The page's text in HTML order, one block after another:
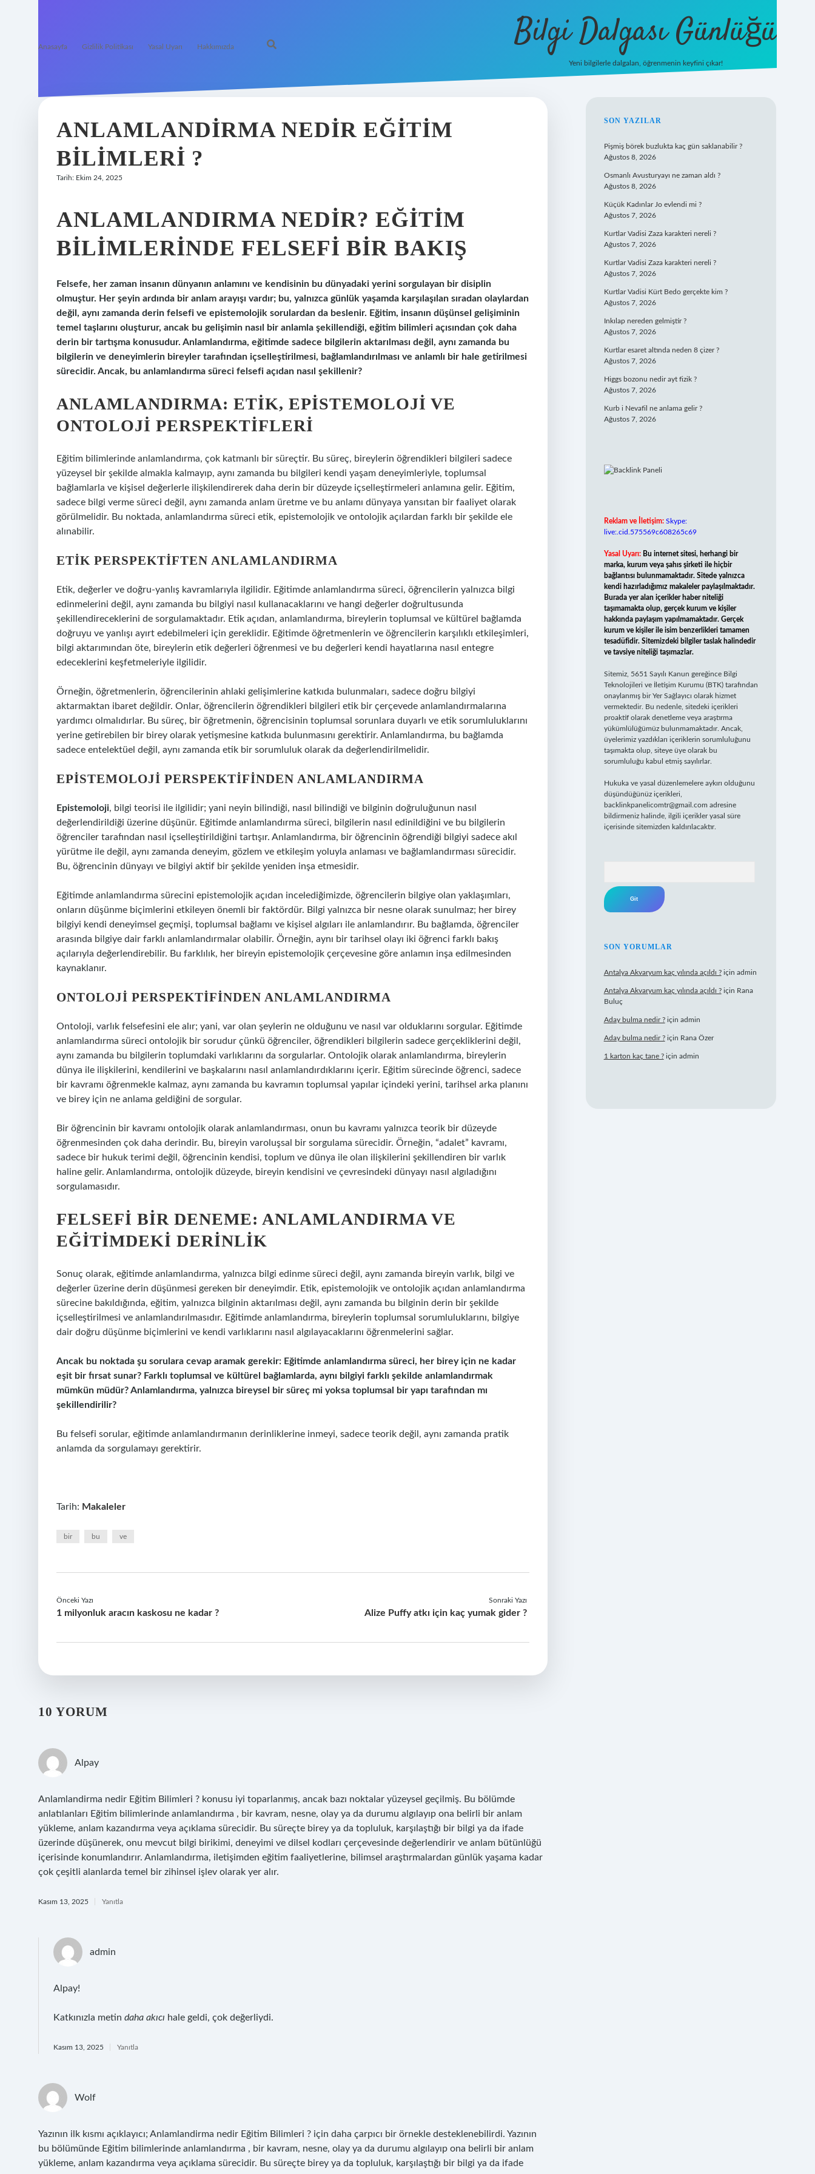
Anasayfa Gizlilik Politikası Yasal Uyarı Hakkımızda Bilgi Dalgası Günlüğü
Yeni bilgilerle dalgalan, öğrenmenin keyfini çıkar!
ANLAMLANDIRMA NEDIR EĞITIM
BILIMLERI ?
Tarih: Ekim 24, 2025
ANLAMLANDIRMA NEDIR? EĞITIM
BILIMLERINDE FELSEFI BIR BAKIŞ
Felsefe, her zaman insanın dünyanın anlamını ve kendisinin bu dünyadaki yerini sorgulayan bir disiplin
olmuştur. Her şeyin ardında bir anlam arayışı vardır; bu, yalnızca günlük yaşamda karşılaşılan sıradan olaylardan
değil, aynı zamanda derin felsefi ve epistemolojik sorulardan da beslenir. Eğitim, insanın düşünsel gelişiminin
temel taşlarını oluşturur, ancak bu gelişimin nasıl bir anlamla şekillendiği, eğitim bilimleri açısından çok daha
derin bir tartışma konusudur. Anlamlandırma, eğitimde sadece bilgilerin aktarılması değil, aynı zamanda bu
bilgilerin ve deneyimlerin bireyler tarafından içselleştirilmesi, bağlamlandırılması ve anlamlı bir hale getirilmesi
sürecidir. Ancak, bu anlamlandırma süreci felsefi açıdan nasıl şekillenir?
ANLAMLANDIRMA: ETIK, EPISTEMOLOJI VE
ONTOLOJI PERSPEKTIFLERI
Eğitim bilimlerinde anlamlandırma, çok katmanlı bir süreçtir. Bu süreç, bireylerin öğrendikleri bilgileri sadece
yüzeysel bir şekilde almakla kalmayıp, aynı zamanda bu bilgileri kendi yaşam deneyimleriyle, toplumsal
bağlamlarla ve kişisel değerlerle ilişkilendirerek daha derin bir düzeyde içselleştirmeleri anlamına gelir. Eğitim,
sadece bilgi verme süreci değil, aynı zamanda anlam üretme ve bu anlamı dünyaya yansıtan bir faaliyet olarak
görülmelidir. Bu noktada, anlamlandırma süreci etik, epistemolojik ve ontolojik açılardan farklı bir şekilde ele
alınabilir.
ETIK PERSPEKTIFTEN ANLAMLANDIRMA
Etik, değerler ve doğru-yanlış kavramlarıyla ilgilidir. Eğitimde anlamlandırma süreci, öğrencilerin yalnızca bilgi
edinmelerini değil, aynı zamanda bu bilgiyi nasıl kullanacaklarını ve hangi değerler doğrultusunda
şekillendireceklerini de sorgulamaktadır. Etik açıdan, anlamlandırma, bireylerin toplumsal ve kültürel bağlamda
doğruyu ve yanlışı ayırt edebilmeleri için gereklidir. Eğitimde öğretmenlerin ve öğrencilerin karşılıklı etkileşimleri,
bilgi aktarımından öte, bireylerin etik değerleri öğrenmesi ve bu değerleri kendi hayatlarına nasıl entegre
edeceklerini keşfetmeleriyle ilgilidir.
Örneğin, öğretmenlerin, öğrencilerinin ahlaki gelişimlerine katkıda bulunmaları, sadece doğru bilgiyi
aktarmaktan ibaret değildir. Onlar, öğrencilerin öğrendikleri bilgileri etik bir çerçevede anlamlandırmalarına
yardımcı olmalıdırlar. Bu süreç, bir öğretmenin, öğrencisinin toplumsal sorunlara duyarlı ve etik sorumluluklarını
yerine getirebilen bir birey olarak yetişmesine katkıda bulunmasını gerektirir. Anlamlandırma, bu bağlamda
sadece entelektüel değil, aynı zamanda etik bir sorumluluk olarak da değerlendirilmelidir.
EPISTEMOLOJI PERSPEKTIFINDEN ANLAMLANDIRMA
Epistemoloji, bilgi teorisi ile ilgilidir; yani neyin bilindiği, nasıl bilindiği ve bilginin doğruluğunun nasıl
değerlendirildiği üzerine düşünür. Eğitimde anlamlandırma süreci, bilgilerin nasıl edinildiğini ve bu bilgilerin
öğrenciler tarafından nasıl içselleştirildiğini tartışır. Anlamlandırma, bir öğrencinin öğrendiği bilgiyi sadece akıl
yürütme ile değil, aynı zamanda deneyim, gözlem ve etkileşim yoluyla anlaması ve bağlamlandırması sürecidir.
Bu, öğrencinin dünyayı ve bilgiyi aktif bir şekilde yeniden inşa etmesidir.
Eğitimde anlamlandırma sürecini epistemolojik açıdan incelediğimizde, öğrencilerin bilgiye olan yaklaşımları,
onların düşünme biçimlerini etkileyen önemli bir faktördür. Bilgi yalnızca bir nesne olarak sunulmaz; her birey
bilgiyi kendi deneyimsel geçmişi, toplumsal bağlamı ve kişisel algıları ile anlamlandırır. Bu bağlamda, öğrenciler
arasında bilgiye dair farklı anlamlandırmalar olabilir. Örneğin, aynı bir tarihsel olayı iki öğrenci farklı bakış
açılarıyla değerlendirebilir. Bu farklılık, her bireyin epistemolojik çerçevesine göre anlamın inşa edilmesinden
kaynaklanır.
ONTOLOJI PERSPEKTIFINDEN ANLAMLANDIRMA
Ontoloji, varlık felsefesini ele alır; yani, var olan şeylerin ne olduğunu ve nasıl var olduklarını sorgular. Eğitimde
anlamlandırma süreci ontolojik bir sorudur çünkü öğrenciler, öğrendikleri bilgilerin sadece gerçekliklerini değil,
aynı zamanda bu bilgilerin toplumdaki varlıklarını da sorgularlar. Ontolojik olarak anlamlandırma, bireylerin
dünya ile ilişkilerini, kendilerini ve başkalarını nasıl anlamlandırdıklarını içerir. Eğitim sürecinde öğrenci, sadece
bir kavramı öğrenmekle kalmaz, aynı zamanda bu kavramın toplumsal yapılar içindeki yerini, tarihsel arka planını
ve birey için ne anlama geldiğini de sorgular.
Bir öğrencinin bir kavramı ontolojik olarak anlamlandırması, onun bu kavramı yalnızca teorik bir düzeyde
öğrenmesinden çok daha derindir. Bu, bireyin varoluşsal bir sorgulama sürecidir. Örneğin, “adalet” kavramı,
sadece bir hukuk terimi değil, öğrencinin kendisi, toplum ve dünya ile olan ilişkilerini şekillendiren bir varlık
haline gelir. Anlamlandırma, ontolojik düzeyde, bireyin kendisini ve çevresindeki dünyayı nasıl algıladığını
sorgulamasıdır.
FELSEFI BIR DENEME: ANLAMLANDIRMA VE
EĞITIMDEKI DERINLIK
Sonuç olarak, eğitimde anlamlandırma, yalnızca bilgi edinme süreci değil, aynı zamanda bireyin varlık, bilgi ve
değerler üzerine derin düşünmesi gereken bir deneyimdir. Etik, epistemolojik ve ontolojik açıdan anlamlandırma
sürecine bakıldığında, eğitim, yalnızca bilginin aktarılması değil, aynı zamanda bu bilginin derin bir şekilde
içselleştirilmesi ve anlamlandırılmasıdır. Eğitimde anlamlandırma, bireylerin toplumsal sorumluluklarını, bilgiye
dair doğru düşünme biçimlerini ve kendi varlıklarını nasıl algılayacaklarını öğrenmelerini sağlar.
Ancak bu noktada şu sorulara cevap aramak gerekir: Eğitimde anlamlandırma süreci, her birey için ne kadar
eşit bir fırsat sunar? Farklı toplumsal ve kültürel bağlamlarda, aynı bilgiyi farklı şekilde anlamlandırmak
mümkün müdür? Anlamlandırma, yalnızca bireysel bir süreç mi yoksa toplumsal bir yapı tarafından mı
şekillendirilir?
Bu felsefi sorular, eğitimde anlamlandırmanın derinliklerine inmeyi, sadece teorik değil, aynı zamanda pratik
anlamda da sorgulamayı gerektirir.
Tarih: Makaleler
bir bu ve
Önceki Yazı
1 milyonluk aracın kaskosu ne kadar ?
Sonraki Yazı
Alize Puffy atkı için kaç yumak gider ?
10 YORUM
Alpay
Anlamlandirma nedir Eğitim Bilimleri ? konusu iyi toparlanmış, ancak bazı noktalar yüzeysel geçilmiş. Bu bölümde
anlatılanları Eğitim bilimlerinde anlamlandırma , bir kavram, nesne, olay ya da durumu algılayıp ona belirli bir anlam
yükleme, anlam kazandırma veya açıklama sürecidir. Bu süreçte birey ya da topluluk, karşılaştığı bir bilgi ya da ifade
üzerinde düşünerek, onu mevcut bilgi birikimi, deneyimi ve dilsel kodları çerçevesinde değerlendirir ve anlam bütünlüğü
içerisinde konumlandırır. Anlamlandırma, iletişimden eğitim faaliyetlerine, bilimsel araştırmalardan günlük yaşama kadar
çok çeşitli alanlarda temel bir zihinsel işlev olarak yer alır.
Kasım 13, 2025 Yanıtla
admin
Alpay!
Katkınızla metin daha akıcı hale geldi, çok değerliydi.
Kasım 13, 2025 Yanıtla
Wolf
Yazının ilk kısmı açıklayıcı; Anlamlandirma nedir Eğitim Bilimleri ? için daha çarpıcı bir örnekle desteklenebilirdi. Yazının
bu bölümünde Eğitim bilimlerinde anlamlandırma , bir kavram, nesne, olay ya da durumu algılayıp ona belirli bir anlam
yükleme, anlam kazandırma veya açıklama sürecidir. Bu süreçte birey ya da topluluk, karşılaştığı bir bilgi ya da ifade
SIDEBAR
SON YAZILAR
Pişmiş börek buzlukta kaç gün saklanabilir ?
Ağustos 8, 2026
Osmanlı Avusturyayı ne zaman aldı ?
Ağustos 8, 2026
Küçük Kadınlar Jo evlendi mi ?
Ağustos 7, 2026
Kurtlar Vadisi Zaza karakteri nereli ?
Ağustos 7, 2026
Kurtlar Vadisi Zaza karakteri nereli ?
Ağustos 7, 2026
Kurtlar Vadisi Kürt Bedo gerçekte kim ?
Ağustos 7, 2026
Inkılap nereden gelmiştir ?
Ağustos 7, 2026
Kurtlar esaret altında neden 8 çizer ?
Ağustos 7, 2026
Higgs bozonu nedir ayt fizik ?
Ağustos 7, 2026
Kurb i Nevafil ne anlama gelir ?
Ağustos 7, 2026
Reklam ve İletişim: Skype:
live:.cid.575569c608265c69
Yasal Uyarı: Bu internet sitesi, herhangi bir
marka, kurum veya şahıs şirketi ile hiçbir
bağlantısı bulunmamaktadır. Sitede yalnızca
kendi hazırladığımız makaleler paylaşılmaktadır.
Burada yer alan içerikler haber niteliği
taşımamakta olup, gerçek kurum ve kişiler
hakkında paylaşım yapılmamaktadır. Gerçek
kurum ve kişiler ile isim benzerlikleri tamamen
tesadüfidir. Sitemizdeki bilgiler taslak halindedir
ve tavsiye niteliği taşımazlar.
Sitemiz, 5651 Sayılı Kanun gereğince Bilgi
Teknolojileri ve İletişim Kurumu (BTK) tarafından
onaylanmış bir Yer Sağlayıcı olarak hizmet
vermektedir. Bu nedenle, sitedeki içerikleri
proaktif olarak denetleme veya araştırma
yükümlülüğümüz bulunmamaktadır. Ancak,
üyelerimiz yazdıkları içeriklerin sorumluluğunu
taşımakta olup, siteye üye olarak bu
sorumluluğu kabul etmiş sayılırlar.
Hukuka ve yasal düzenlemelere aykırı olduğunu
düşündüğünüz içerikleri,
backlinkpanelicomtr@gmail.com adresine
bildirmeniz halinde, ilgili içerikler yasal süre
içerisinde sitemizden kaldırılacaktır.
SON YORUMLAR
Antalya Akvaryum kaç yılında açıldı ?için admin
Antalya Akvaryum kaç yılında açıldı ?için Rana
Buluç
Aday bulma nedir ?için admin
Aday bulma nedir ?için Rana Özer
1 karton kaç tane ?için admin